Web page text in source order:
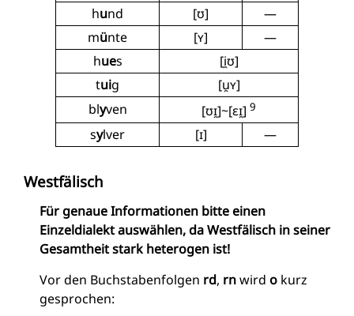
hund [ʊ]
—
münte [ʏ]
—
hues
[i̯ʊ]
tuig
[u̯ʏ]
blyven [ʊɪ̯]~[ɛɪ̯] 9
sylver [ɪ] —
Westfälisch
Für genaue Informationen bitte einen
Einzeldialekt auswählen, da Westfälisch in seiner
Gesamtheit stark heterogen ist!
Vor den Buchstabenfolgen rd, rnwird o kurz
gesprochen: